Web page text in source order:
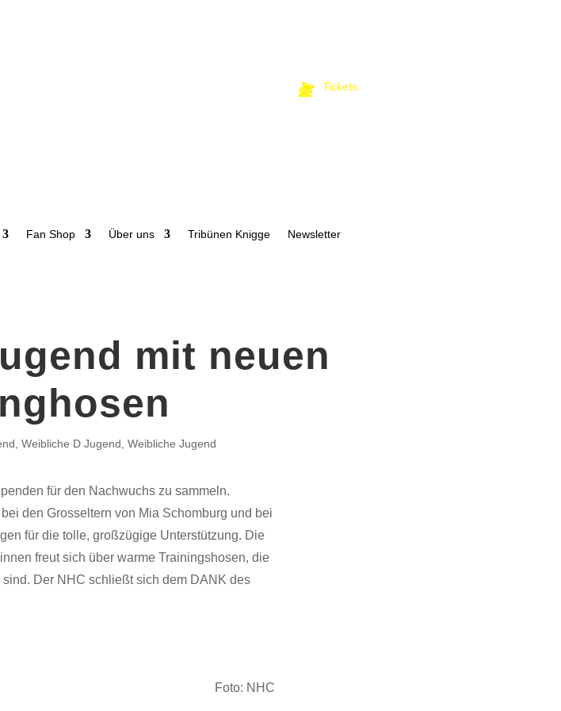
Tickets
Fan Shop Über uns Tribünen Knigge Newsletter
mit neuen
Weibliche D Jugend Weibliche Jugend
für den Nachwuchs zu sammeln.
den Grosseltern von Mia Schomburg und bei
für die tolle, großzügige Unterstützung. Die
freut sich über warme Trainingshosen, die
Der NHC schließt sich dem DANK des
Foto: NHC